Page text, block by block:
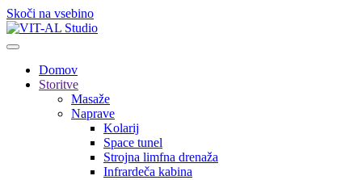
Skoči na vsebino
Domov
Storitve
Masaže
Naprave
Kolarij
Space tunel
Strojna limfna drenaža
Infrardeča kabina